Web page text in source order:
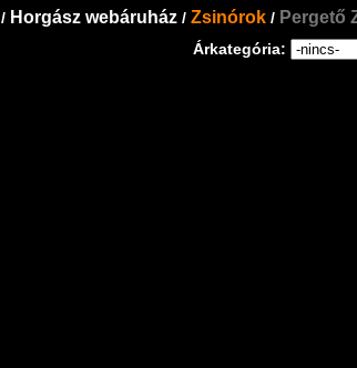
/ Horgász webáruház / Zsinórok / Pergető
Árkategória: